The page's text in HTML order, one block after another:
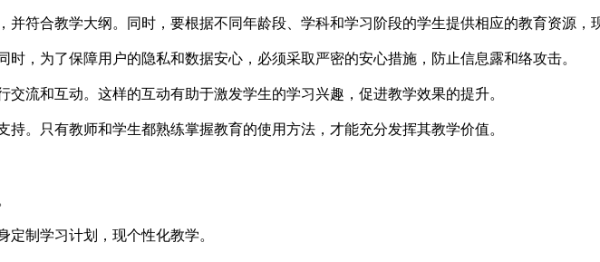
符合教学大纲。同时，要根据不同年龄段、学科和学习阶段的学生提供相应的教育资源，
，为了保障用户的隐私和数据安心，必须采取严密的安心措施，防止信息露和络攻击。
流和互动。这样的互动有助于激发学生的学习兴趣，促进教学效果的提升。
。只有教师和学生都熟练掌握教育的使用方法，才能充分发挥其教学价值。
制学习计划，现个性化教学。